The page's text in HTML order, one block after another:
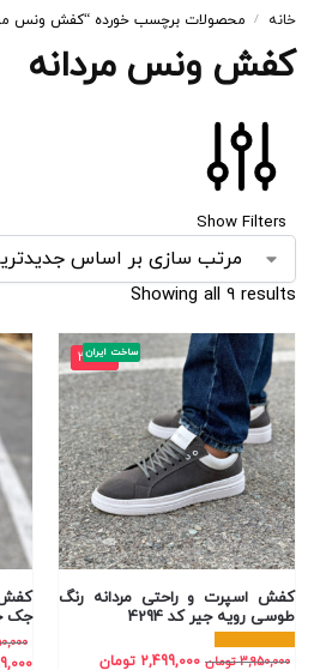
خانه / محصولات برچسب خورده “کفش ونس
کفش ونس مردانه
Show Filters
Showing all 9 results
کفش اسپرت و راحتی مردانه رنگ
طوسی رویه جیر کد 4294
3,950,000 تومان 2,499,000 تومان
ساخت ایران
کفش
جک